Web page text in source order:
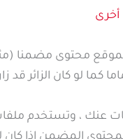
محتوى مضمنا
كما لو كان الزائر قد
عنك ، وتستخدم